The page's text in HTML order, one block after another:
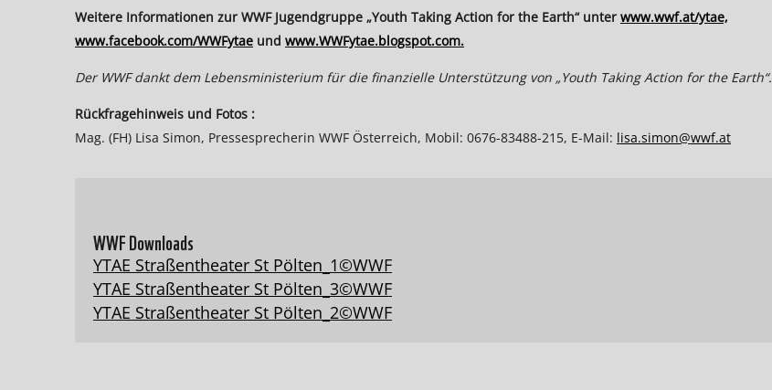
Weitere Informationen zur WWF Jugendgruppe „Youth Taking Action for the Earth“ unter www.wwf.at/ytae,
www.facebook.com/WWFytae und www.WWFytae.blogspot.com.
Der WWF dankt dem Lebensministerium für die finanzielle Unterstützung von „Youth Taking Action for the Earth“.
Rückfragehinweis und Fotos :
Mag. (FH) Lisa Simon, Pressesprecherin WWF Österreich, Mobil: 0676-83488-215, E-Mail: lisa.simon@wwf.at
WWF Downloads
YTAE Straßentheater St Pölten_1©WWF
YTAE Straßentheater St Pölten_3©WWF
YTAE Straßentheater St Pölten_2©WWF